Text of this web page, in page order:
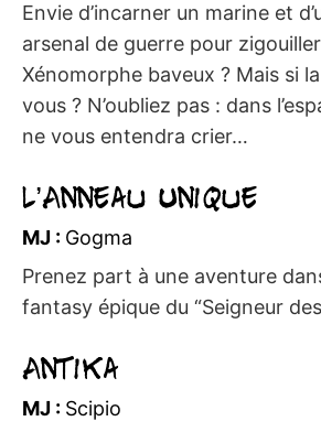
Envie d’incarner un marine et
arsenal de guerre pour
Xénomorphe baveux ? Mais si
vous ? N’oubliez pas : dans
ne vous entendra crier…
L’Anneau Unique
MJ : Gogma
Prenez part à une aventure
fantasy épique du “Seigneur
Antika
MJ : Scipio